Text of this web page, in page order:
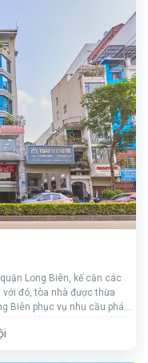
Long Biên, kế cận các
đó, tòa nhà được thừa
Biên phục vụ nhu cầu phát